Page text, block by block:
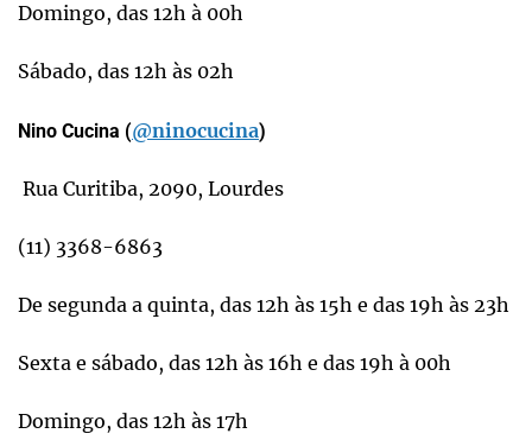
Domingo, das 12h à 00h
Sábado, das 12h às 02h
Nino Cucina (@ninocucina)
Rua Curitiba, 2090, Lourdes
(11) 3368-6863
De segunda a quinta, das 12h às 15h e das 19h às 23h
Sexta e sábado, das 12h às 16h e das 19h à 00h
Domingo, das 12h às 17h